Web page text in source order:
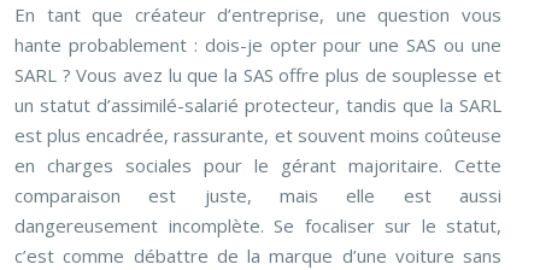
En tant que créateur d’entreprise, une question vous
hante probablement : dois-je opter pour une SAS ou une
SARL ? Vous avez lu que la SAS offre plus de souplesse et
un statut d’assimilé-salarié protecteur, tandis que la SARL
est plus encadrée, rassurante, et souvent moins coûteuse
en charges sociales pour le gérant majoritaire. Cette
comparaison est juste, mais elle est aussi
dangereusement incomplète. Se focaliser sur le statut,
c’est comme débattre de la marque d’une voiture sans